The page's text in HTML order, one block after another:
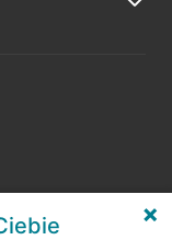
o wizycie.